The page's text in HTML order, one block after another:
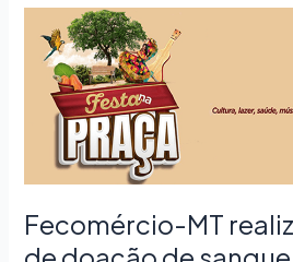
Fecomércio-MT
Fecomércio-
MT
realiza
campanha
doação